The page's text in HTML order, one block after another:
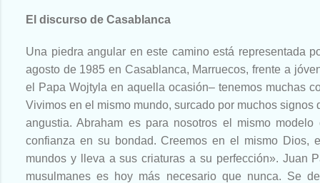
El discurso de Casablanca
Una piedra angular en este camino está representada
agosto de 1985 en Casablanca, Marruecos, frente a
el Papa Wojtyla en aquella ocasión– tenemos muchas
Vivimos en el mismo mundo, surcado por muchos
angustia. Abraham es para nosotros el mismo
confianza en su bondad. Creemos en el mismo
mundos y lleva a sus criaturas a su perfección». Juan
musulmanes es hoy más necesario que nunca. Se